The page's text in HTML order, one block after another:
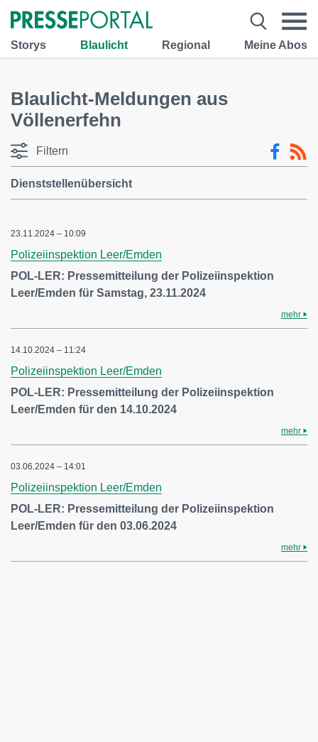
Storys Blaulicht Regional Meine Abos
Blaulicht-Meldungen aus
Völlenerfehn
Filtern
Dienststellenübersicht
23.11.2024 – 10:09
Polizeiinspektion Leer/Emden
POL-LER: Pressemitteilung der Polizeiinspektion
Leer/Emden für Samstag, 23.11.2024
mehr
14.10.2024 – 11:24
Polizeiinspektion Leer/Emden
POL-LER: Pressemitteilung der Polizeiinspektion
Leer/Emden für den 14.10.2024
mehr
03.06.2024 – 14:01
Polizeiinspektion Leer/Emden
POL-LER: Pressemitteilung der Polizeiinspektion
Leer/Emden für den 03.06.2024
mehr